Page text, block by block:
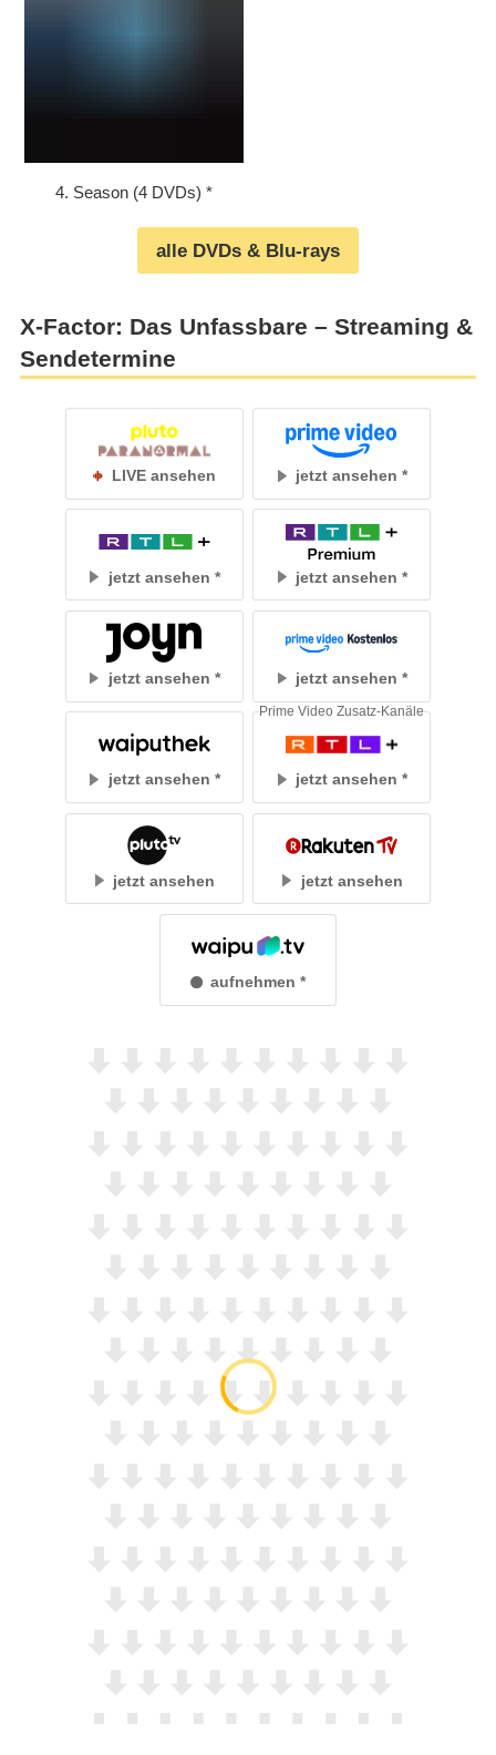
4. Season (4 DVDs)
alle DVDs & Blu-rays
X-Factor: Das Unfassbare – Streaming &
Sendetermine
LIVE ansehen jetzt ansehen
jetzt ansehen jetzt ansehen
jetzt ansehen jetzt ansehen
jetzt ansehen jetzt ansehen
Prime Video Zusatz-Kanäle
jetzt ansehen jetzt ansehen
aufnehmen